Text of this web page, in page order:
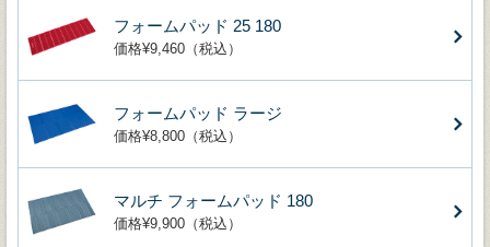
フォームパッド 25 180
価格¥9,460（税込）
フォームパッド ラージ
価格¥8,800（税込）
マルチ フォームパッド 180
価格¥9,900（税込）